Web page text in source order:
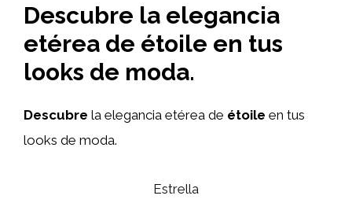
Descubre la elegancia
etérea de étoile en tus
looks de moda.
Descubre la elegancia etérea de étoile en tus
looks de moda.
Estrella